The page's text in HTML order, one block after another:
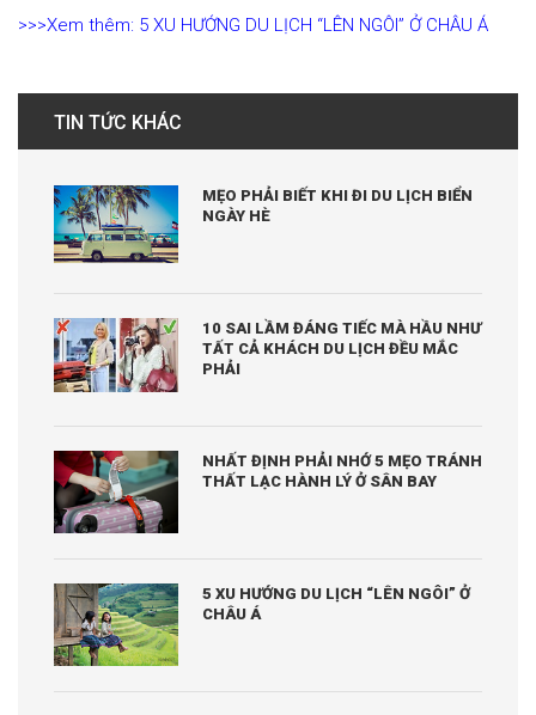
>>>Xem thêm: 5 XU HƯỚNG DU LỊCH “LÊN NGÔI” Ở CHÂU Á
TIN TỨC KHÁC
MẸO PHẢI BIẾT KHI ĐI DU LỊCH BIỂN
NGÀY HÈ
10 SAI LẦM ĐÁNG TIẾC MÀ HẦU NHƯ
TẤT CẢ KHÁCH DU LỊCH ĐỀU MẮC
PHẢI
NHẤT ĐỊNH PHẢI NHỚ 5 MẸO TRÁNH
THẤT LẠC HÀNH LÝ Ở SÂN BAY
5 XU HƯỚNG DU LỊCH “LÊN NGÔI” Ở
CHÂU Á